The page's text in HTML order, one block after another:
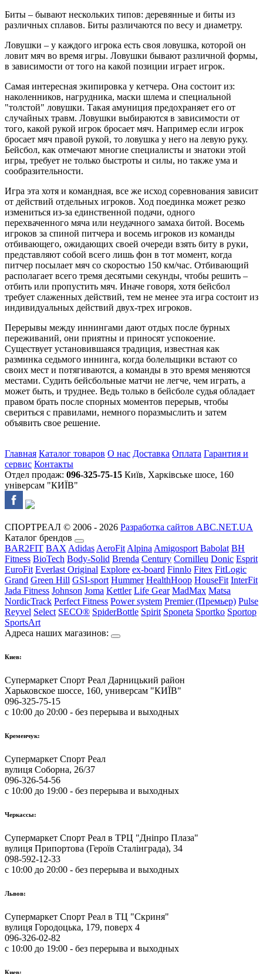
Биты – бывают нескольких типов: деревянные и биты из
различных сплавов. Биты различаются по весу и диаметру.
Ловушки – у каждого игрока есть своя ловушка, которой он
ловит мяч во время игры. Ловушки бывают различной формы,
в зависимости от того на какой позиции играет игрок.
Самая интересная экипировка у кетчера. Она состоит из:
наколенников, нагрудника, маски шлема и специальной
"толстой" ловушки. Такая амуниция предохраняет его от
случайных травм. Ловушки выбираются в зависимости от
того, какой рукой игрок бросает мяч. Например если игрок
бросает мяч правой рукой, то ловушка у него на левую руку.
Бейсбол, как отмечают многие специалисты и знатоки этой
игры, требует не только быстроты и силы, но также ума и
сообразительности.
Игра эта хотя и командная, все же исход соревнования зависит
от действий отдельных игроков. Ход поединка может резко
измениться из-за единственной подачи, одного
перехваченного мяча или неудачного замаха битой. Восемь
игроков за спиной питчера и восемь игроков из команды
отбивающего, ожидающих своей очереди взять биту в руки,
представляют собой всего лишь фон в тот момент, когда
питчер посылает мяч со скоростью 150 км/час. Отбивающий
располагает всего тремя десятыми секунды, чтобы решить –
отбить или пропустить мяч. Иначе говоря, хотя бейсбол
требует слаженных действий, тем не менее эта игра состоит из
индивидуальных действий двух-трех игроков.
Перерывы между иннингами дают отдых после бурных
переживаний, они приятны и приносят успокоение.
Существует установившаяся традиция, известная как
разминка седьмого иннинга, когда болельщики встают со
своих мест и потягиваются, а команды в это время меняются
местами. Судить бейсбольные матчи не легче, чем играть, а
может быть, и труднее. Ведь только в бейсболе судья обладает
правом брать после спорных моментов перерыв, чтобы
свериться с правилами, немного поразмыслить и затем
объявить свое решение.
Главная Каталог товаров О нас Доставка Оплата Гарантия и
сервис Контакты
Отдел продаж: 096-325-75-15 Київ, Харківське шосе, 160
універсам "КИЇВ"
СПОРТРЕАЛ © 2006 - 2026 Разработка сайтов ABC.NET.UA
Каталог брендов
BAR2FIT BAX Adidas AeroFit Alpina Amigosport Babolat BH
Fitness BioTech Body-Solid Brenda Century Cornilleu Donic Esprit
EuroFit Everlast Original Explore ex-board Finnlo Fitex FitLogic
Grand Green Hill GSI-sport Hummer HealthHoop HouseFit InterFit
Jada Fitness Johnson Joma Kettler Life Gear MadMax Matsa
NordicTrack Perfect Fitness Power system Premier (Премьер) Pulse
Reyvel Select SECO® SpiderBottle Spirit Sponeta Sportko Sportop
SportsArt
Адреса наших магазинов:
Киев:
Супермаркет Спорт Реал Дарницький район
Харьковское шоссе, 160, универсам "КИЇВ"
096-325-75-15
с 10:00 до 20:00 - без перерыва и выходных
Кременчук:
Супермаркет Спорт Реал
вулиця Соборна, 26/37
096-326-54-56
с 10:00 до 19:00 - без перерыва и выходных
Черкассы:
Супермаркет Спорт Реал в ТРЦ "Дніпро Плаза"
вулиця Припортова (Героїв Сталінграда), 34
098-592-12-33
с 10:00 до 20:00 - без перерыва и выходных
Львов:
Супермаркет Спорт Реал в ТЦ "Скриня"
вулиця Городоцька, 179, поверх 4
096-326-02-82
с 10:00 до 19:00 - без перерыва и выходных
Киев: